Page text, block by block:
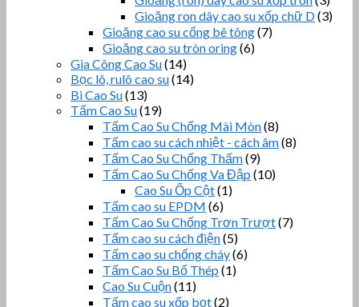
Gioăng ron dây cao su xốp chữ D(3)
Gioăng cao su cống bê tông(7)
Gioăng cao su tròn oring(6)
Gia Công Cao Su(14)
Bọc lô, rulô cao su(14)
Bi Cao Su(13)
Tấm Cao Su(19)
Tấm Cao Su Chống Mài Mòn(8)
Tấm cao su cách nhiệt - cách âm(8)
Tấm Cao Su Chống Thấm(9)
Tấm Cao Su Chống Va Đập (10)
Cao Su Ốp Cột(1)
Tấm cao su EPDM (6)
Tấm Cao Su Chống Trơn Trượt(7)
Tấm cao su cách điện(5)
Tấm cao su chống cháy(6)
Tấm Cao Su Bố Thép (1)
Cao Su Cuộn(11)
Tấm cao su xốp bọt(2)